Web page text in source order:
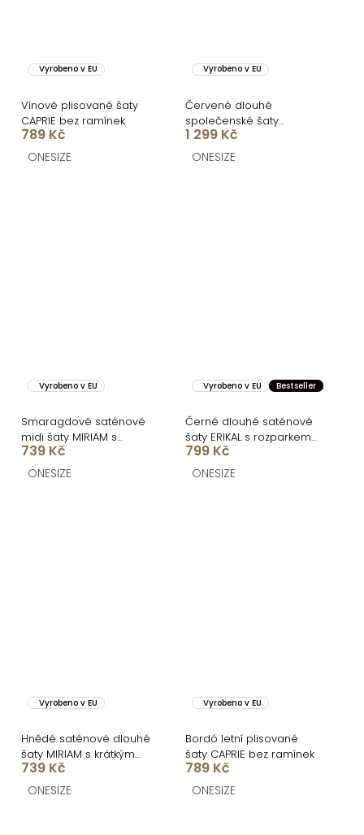
Vyrobeno v EU
Vínové plisované šaty
CAPRIE bez ramínek
789 Kč
ONESIZE
Vyrobeno v EU
Červené dlouhé
společenské šaty
KULOSA
1 299 Kč
ONESIZE
Vyrobeno v EU
Smaragdové saténové
midi šaty MIRIAM s
krátkým rukávem
739 Kč
ONESIZE
Vyrobeno v EU Bestseller
Černé dlouhé saténové
šaty ERIKAL s rozparkem
a šněrováním
799 Kč
ONESIZE
Vyrobeno v EU
Hnědé saténové dlouhé
šaty MIRIAM s krátkým
rukávem
739 Kč
ONESIZE
Vyrobeno v EU
Bordó letní plisované
šaty CAPRIE bez ramínek
789 Kč
ONESIZE